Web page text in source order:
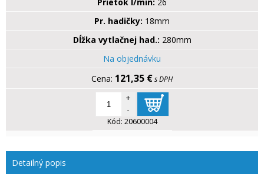
Pr. hadičky: 18mm
Dĺžka vytlačnej had.: 280mm
Na objednávku
121,35 €s DPH
+
-
Kód: 20600004
Detailný popis